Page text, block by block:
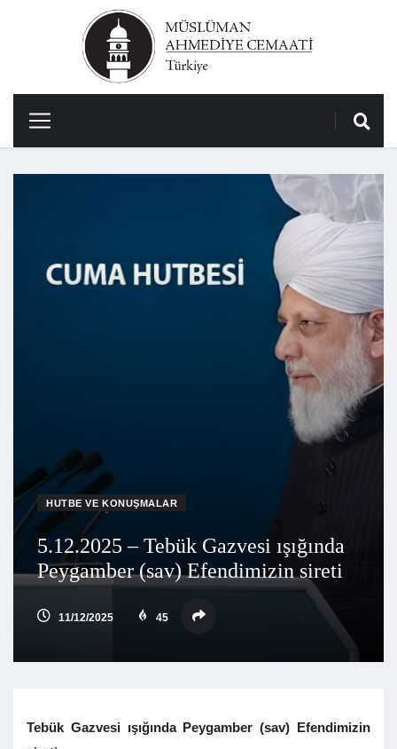
HUTBE VE KONUŞMALAR
5.12.2025 – Tebük Gazvesi ışığında
Peygamber (sav) Efendimizin sireti
11/12/2025 45
Tebük Gazvesi ışığında Peygamber (sav) Efendimizin